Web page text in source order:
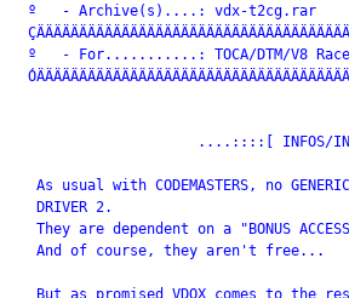
º   - Archive(s)....: vdx-t2cg.rar
º   - For...........: TOCA/DTM/
....::::[
As usual with CODEMASTERS, no
  DRIVER 2.
They are dependent on a "BONUS
  And of course, they aren't free...
But as promised VDOX comes to the